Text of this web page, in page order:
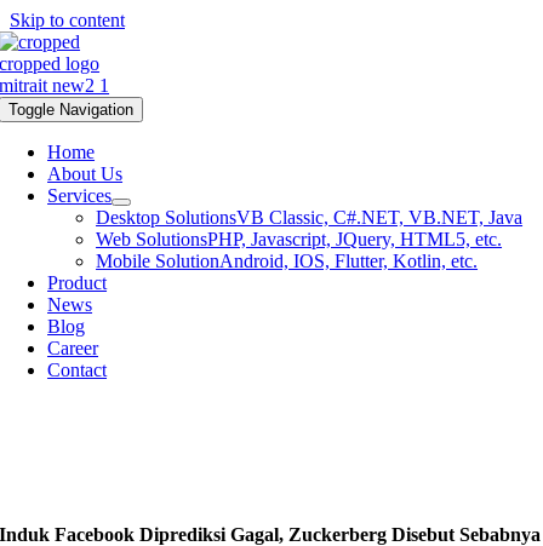
Skip to content
Toggle Navigation
Home
About Us
Services
Desktop SolutionsVB Classic, C#.NET, VB.NET, Java
Web SolutionsPHP, Javascript, JQuery, HTML5, etc.
Mobile SolutionAndroid, IOS, Flutter, Kotlin, etc.
Product
News
Blog
Career
Contact
Induk Facebook Diprediksi Gagal, Zuckerberg Disebut Sebabnya